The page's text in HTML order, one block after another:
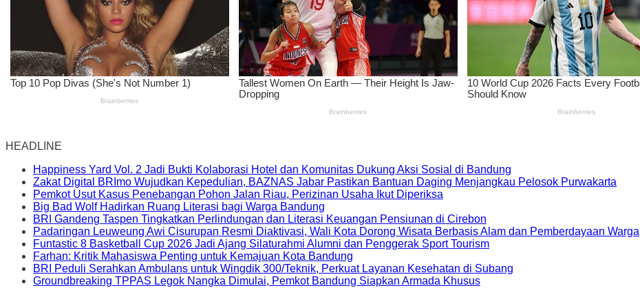
HEADLINE
Happiness Yard Vol. 2 Jadi Bukti Kolaborasi Hotel dan Komunitas Dukung Aksi Sosial di Bandung
Zakat Digital BRImo Wujudkan Kepedulian, BAZNAS Jabar Pastikan Bantuan Daging Menjangkau Pelosok Purwakarta
Pemkot Usut Kasus Penebangan Pohon Jalan Riau, Perizinan Usaha Ikut Diperiksa
Big Bad Wolf Hadirkan Ruang Literasi bagi Warga Bandung
BRI Gandeng Taspen Tingkatkan Perlindungan dan Literasi Keuangan Pensiunan di Cirebon
Padaringan Leuweung Awi Cisurupan Resmi Diaktivasi, Wali Kota Dorong Wisata Berbasis Alam dan Pemberdayaan Warga
Funtastic 8 Basketball Cup 2026 Jadi Ajang Silaturahmi Alumni dan Penggerak Sport Tourism
Farhan: Kritik Mahasiswa Penting untuk Kemajuan Kota Bandung
BRI Peduli Serahkan Ambulans untuk Wingdik 300/Teknik, Perkuat Layanan Kesehatan di Subang
Groundbreaking TPPAS Legok Nangka Dimulai, Pemkot Bandung Siapkan Armada Khusus